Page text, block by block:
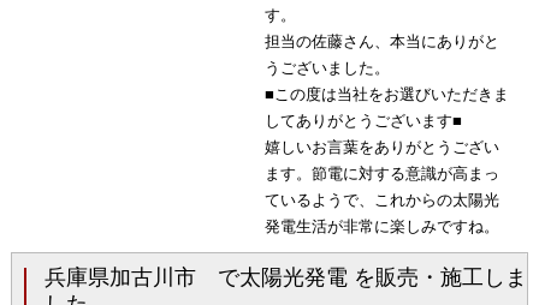
す。
担当の佐藤さん、本当にありがと
うございました。
■この度は当社をお選びいただきま
してありがとうございます■
嬉しいお言葉をありがとうござい
ます。節電に対する意識が高まっ
ているようで、これからの太陽光
発電生活が非常に楽しみですね。
兵庫県加古川市 で太陽光発電 を販売・施工しま